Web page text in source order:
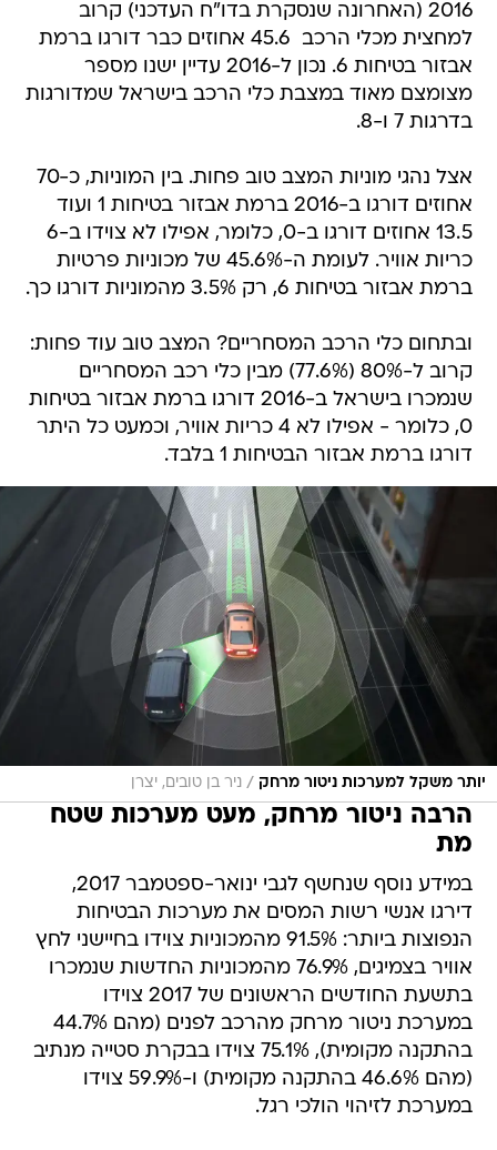
2016 (האחרונה שנסקרת בדו"ח העדכני) קרוב
למחצית מכלי הרכב  45.6 אחוזים כבר דורגו ברמת
אבזור בטיחות 6. נכון ל-2016 עדיין ישנו מספר
מצומצם מאוד במצבת כלי הרכב בישראל שמדורגות
בדרגות 7 ו-8.
אצל נהגי מוניות המצב טוב פחות. בין המוניות, כ-70
אחוזים דורגו ב-2016 ברמת אבזור בטיחות 1 ועוד
13.5 אחוזים דורגו ב-0, כלומר, אפילו לא צוידו ב-6
כריות אוויר. לעומת ה-45.6% של מכוניות פרטיות
ברמת אבזור בטיחות 6, רק 3.5% מהמוניות דורגו כך.
ובתחום כלי הרכב המסחריים? המצב טוב עוד פחות:
קרוב ל-80% (77.6%) מבין כלי רכב המסחריים
שנמכרו בישראל ב-2016 דורגו ברמת אבזור בטיחות
0, כלומר - אפילו לא 4 כריות אוויר, וכמעט כל היתר
דורגו ברמת אבזור הבטיחות 1 בלבד.
יותר משקל למערכות ניטור מרחק / ניר בן טובים, יצרן
הרבה ניטור מרחק, מעט מערכות שטח
מת
במידע נוסף שנחשף לגבי ינואר-ספטמבר 2017,
דירגו אנשי רשות המסים את מערכות הבטיחות
הנפוצות ביותר: 91.5% מהמכוניות צוידו בחיישני לחץ
אוויר בצמיגים, 76.9% מהמכוניות החדשות שנמכרו
בתשעת החודשים הראשונים של 2017 צוידו
במערכת ניטור מרחק מהרכב לפנים (מהם 44.7%
בהתקנה מקומית), 75.1% צוידו בבקרת סטייה מנתיב
(מהם 46.6% בהתקנה מקומית) ו-59.9% צוידו
במערכת לזיהוי הולכי רגל.